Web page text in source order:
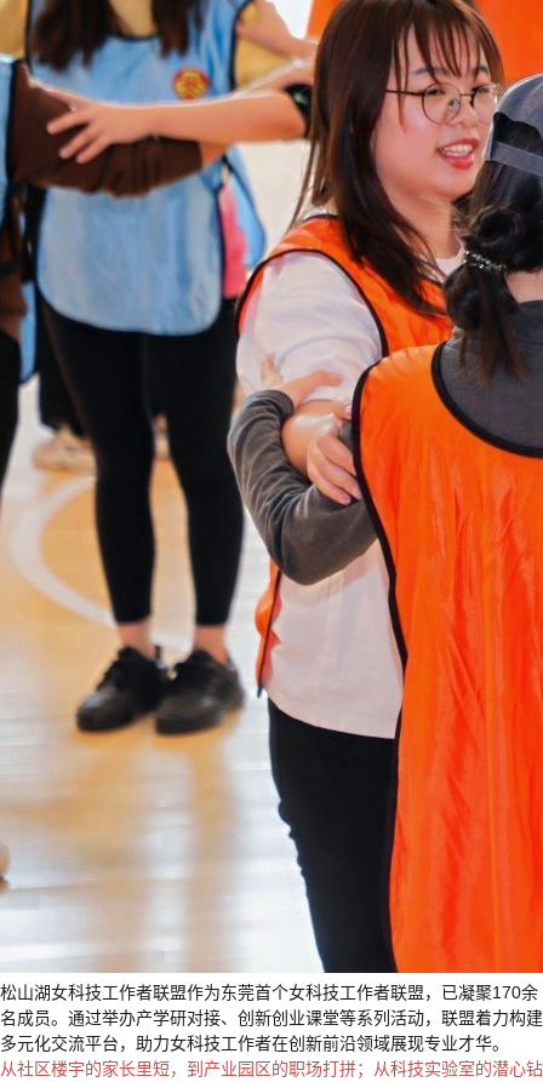
松山湖女科技工作者联盟作为东莞首个女科技工作者联盟，已凝聚170余
名成员。通过举办产学研对接、创新创业课堂等系列活动，联盟着力构建
多元化交流平台，助力女科技工作者在创新前沿领域展现专业才华。
从社区楼宇的家长里短，到产业园区的职场打拼；从科技实验室的潜心钻